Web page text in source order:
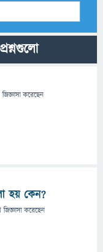
জিজ্ঞাসাকরেছেন
হয় কেন?
জিজ্ঞাসাকরেছেন